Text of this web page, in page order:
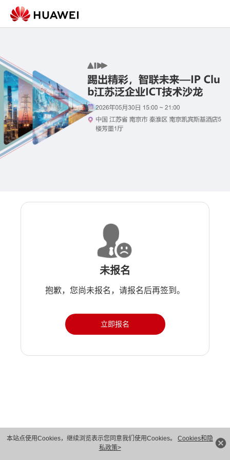
本站点使用Cookies，继续浏览表示您同意我们使用Cookies。 Cookies和隐
私政策>
未报名
抱歉，您尚未报名，请报名后再签到。
立即报名
版权所有 © 华为技术有限公司 1998-2026。 保留一切权利。粤A2-20044005号
隐私保护
法律声明